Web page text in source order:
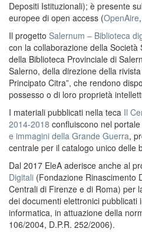
Depositi Istituzionali); è presente
europee di open access (OpenAire,
Il progetto Salernum – Biblioteca
con la collaborazione della Società
della Biblioteca Provinciale di
Salerno, della direzione della
Principato Citra”, che rendono
possesso o di loro proprietà
I materiali pubblicati nella teca Il
2014-2018 confluiscono nel
e immagini della Grande Guerra,
centrale per il catalogo unico delle
Dal 2017 EleA aderisce anche al
Digitali (Fondazione Rinascimento
Centrali di Firenze e di Roma) per
dei documenti elettronici pubblicati
informatica, in attuazione della
106/2004, D.P.R. 252/2006).